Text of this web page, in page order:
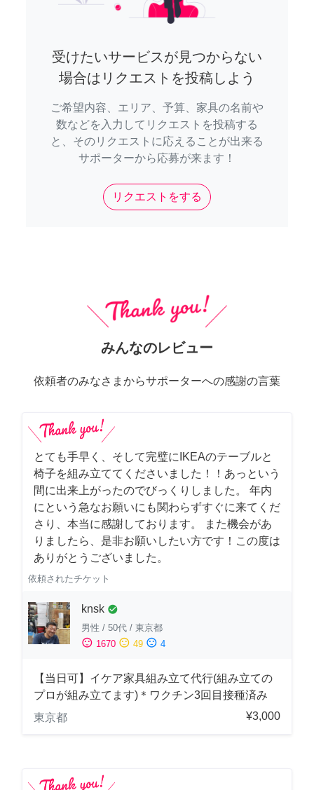
受けたいサービスが見つからない
場合はリクエストを投稿しよう
ご希望内容、エリア、予算、家具の名前や
数などを入力してリクエストを投稿する
と、そのリクエストに応えることが出来る
サポーターから応募が来ます！
リクエストをする
みんなのレビュー
依頼者のみなさまからサポーターへの感謝の言葉
とても手早く、そして完璧にIKEAのテーブルと
椅子を組み立ててくださいました！！あっという
間に出来上がったのでびっくりしました。 年内
にという急なお願いにも関わらずすぐに来てくだ
さり、本当に感謝しております。 また機会があ
りましたら、是非お願いしたい方です！この度は
ありがとうございました。
依頼されたチケット
knsk check_circle
男性 / 50代 / 東京都
sentiment_satisfied 1670 sentiment_neutral 49 sentiment_dissatisfied 4
【当日可】イケア家具組み立て代行(組み立ての
プロが組み立てます)＊ワクチン3回目接種済み
東京都
¥3,000